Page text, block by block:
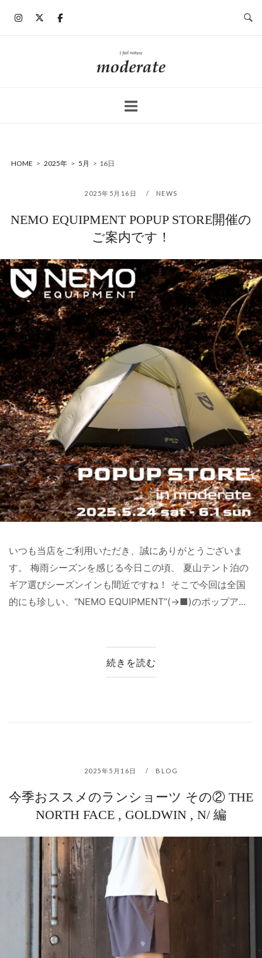
ホ
ー
HOME > 2025年 > 5月 > 16日
2025年5月16日 NEWS
NEMO EQUIPMENT POPUP STORE開催の
ご案内です！
いつも当店をご利用いただき、誠にありがとうございま
す。 梅雨シーズンを感じる今日この頃、 夏山テント泊の
ギア選びシーズンインも間近ですね！ そこで今回は全国
的にも珍しい、“NEMO EQUIPMENT”(→■)のポップア...
続きを読む
2025年5月16日 BLOG
今季おススメのランショーツ その② THE
NORTH FACE , GOLDWIN , N/ 編